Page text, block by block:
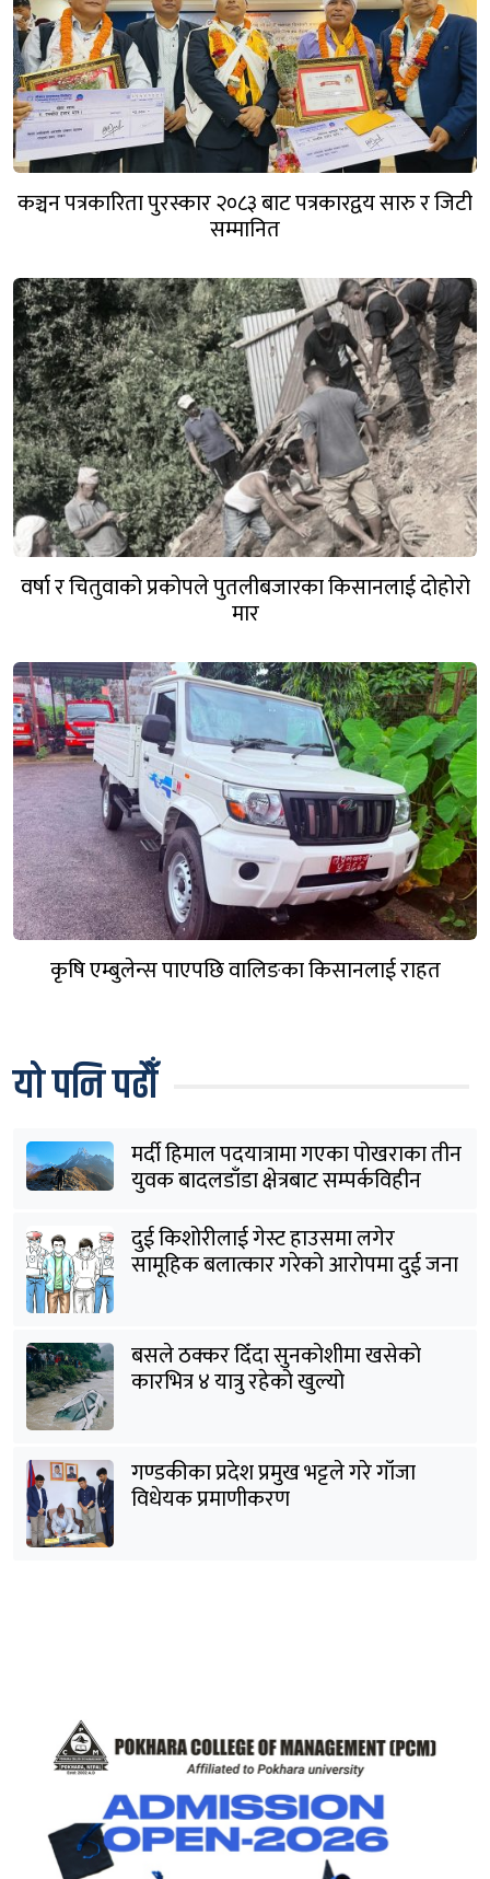
कञ्चन पत्रकारिता पुरस्कार २०८३ बाट पत्रकारद्वय सारु र जिटी
सम्मानित
वर्षा र चितुवाको प्रकोपले पुतलीबजारका किसानलाई दोहोरो
मार
कृषि एम्बुलेन्स पाएपछि वालिङका किसानलाई राहत
यो पनि पढौँ
मर्दी हिमाल पदयात्रामा गएका पोखराका तीन
युवक बादलडाँडा क्षेत्रबाट सम्पर्कविहीन
दुई किशोरीलाई गेस्ट हाउसमा लगेर
सामूहिक बलात्कार गरेको आरोपमा दुई जना
बसले ठक्कर दिँदा सुनकोशीमा खसेकाे
कारभित्र ४ यात्रु रहेको खुल्यो
गण्डकीका प्रदेश प्रमुख भट्टले गरे गाँजा
विधेयक प्रमाणीकरण